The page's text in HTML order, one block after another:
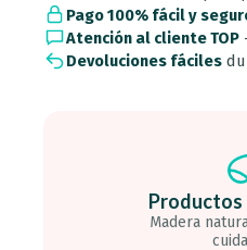
Madera
Natural
|
Balancín
Pago 100% fácil y
Atención al cliente TOP
Devoluciones fáciles
Productos
Madera